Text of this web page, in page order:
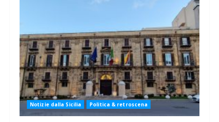
Notizie dalla Sicilia Politica & retroscena